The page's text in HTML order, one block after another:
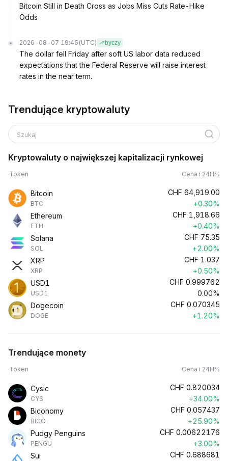
Bitcoin Still in Death Cross as Jobs Miss Cuts Rate-Hike
Odds
2026-08-07 19:45 (UTC) byczy
The dollar fell Friday after soft US labor data reduced
expectations that the Federal Reserve will raise interest
rates in the near term.
Trendujące kryptowaluty
Szukaj
Kryptowaluty o największej kapitalizacji rynkowej
Token Cena i 24H%
Bitcoin
BTC
CHF 64,919.00
+0.30%
Ethereum
ETH
CHF 1,918.66
+0.40%
Solana
SOL
CHF 75.35
+2.00%
XRP
XRP
CHF 1.037
+0.50%
USD1
USD1
CHF 0.999762
0.00%
Dogecoin
DOGE
CHF 0.070345
+1.20%
Trendujące monety
Token Cena i 24H%
Cysic
CYS
CHF 0.820034
+34.00%
Biconomy
BICO
CHF 0.057437
+25.90%
Pudgy Penguins
PENGU
CHF 0.00622176
+3.00%
Sui
CHF 0.688681